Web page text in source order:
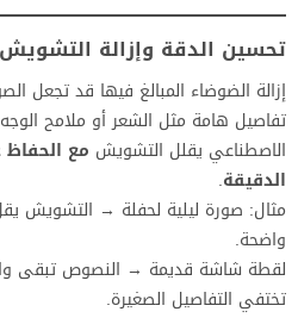
تحسين الدقة وإزالة
إزالة الضوضاء المبالغ فيها قد تجعل
تفاصيل هامة مثل الشعر أو ملامح
الاصطناعي يقلل التشويش مع
الدقيقة.
مثال: صورة ليلية لحفلة → التشويش
واضحة.
لقطة شاشة قديمة → النصوص تبقى
تختفي التفاصيل الصغيرة.